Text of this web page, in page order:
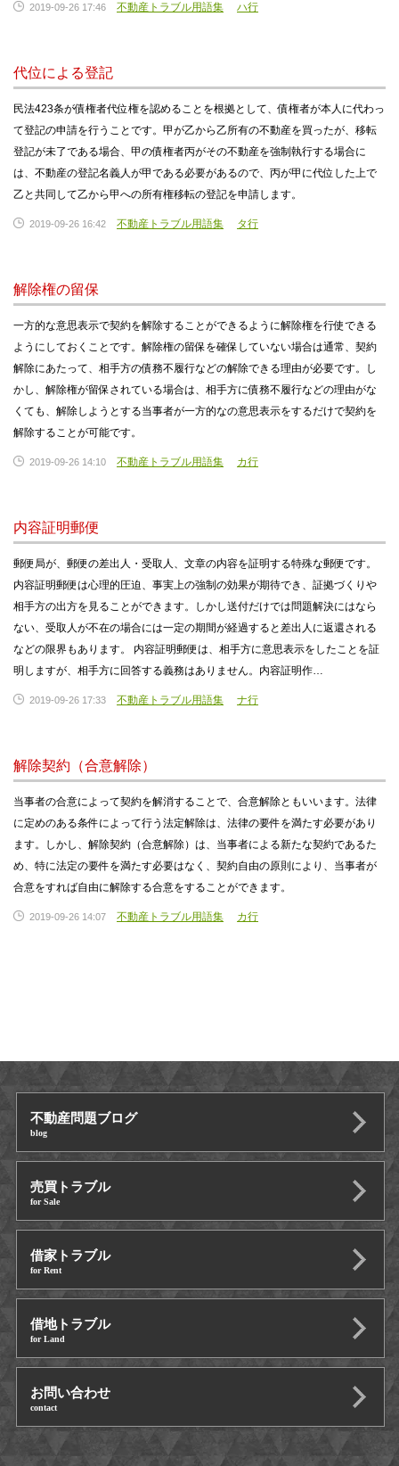
2019-09-26 17:46 不動産トラブル用語集 ハ行
代位による登記
民法423条が債権者代位権を認めることを根拠として、債権者が本人に代わっ
て登記の申請を行うことです。甲が乙から乙所有の不動産を買ったが、移転
登記が未了である場合、甲の債権者丙がその不動産を強制執行する場合に
は、不動産の登記名義人が甲である必要があるので、丙が甲に代位した上で
乙と共同して乙から甲への所有権移転の登記を申請します。
2019-09-26 16:42 不動産トラブル用語集 タ行
解除権の留保
一方的な意思表示で契約を解除することができるように解除権を行使できる
ようにしておくことです。解除権の留保を確保していない場合は通常、契約
解除にあたって、相手方の債務不履行などの解除できる理由が必要です。し
かし、解除権が留保されている場合は、相手方に債務不履行などの理由がな
くても、解除しようとする当事者が一方的なの意思表示をするだけで契約を
解除することが可能です。
2019-09-26 14:10 不動産トラブル用語集 カ行
内容証明郵便
郵便局が、郵便の差出人・受取人、文章の内容を証明する特殊な郵便です。
内容証明郵便は心理的圧迫、事実上の強制の効果が期待でき、証拠づくりや
相手方の出方を見ることができます。しかし送付だけでは問題解決にはなら
ない、受取人が不在の場合には一定の期間が経過すると差出人に返還される
などの限界もあります。 内容証明郵便は、相手方に意思表示をしたことを証
明しますが、相手方に回答する義務はありません。内容証明作…
2019-09-26 17:33 不動産トラブル用語集 ナ行
解除契約（合意解除）
当事者の合意によって契約を解消することで、合意解除ともいいます。法律
に定めのある条件によって行う法定解除は、法律の要件を満たす必要があり
ます。しかし、解除契約（合意解除）は、当事者による新たな契約であるた
め、特に法定の要件を満たす必要はなく、契約自由の原則により、当事者が
合意をすれば自由に解除する合意をすることができます。
2019-09-26 14:07 不動産トラブル用語集 カ行
不動産問題ブログ
blog
売買トラブル
for Sale
借家トラブル
for Rent
借地トラブル
for Land
お問い合わせ
contact